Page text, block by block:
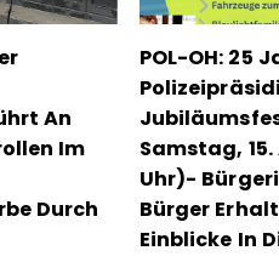
An
Im
Durch
POL-OH: 25
Samstag, 15.
Uhr)-
Bürger
Einblicke In